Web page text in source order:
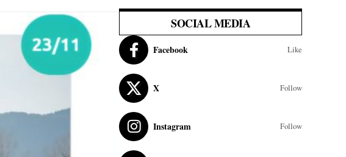
SOCIAL MEDIA
Facebook Like
X Follow
Instagram Follow